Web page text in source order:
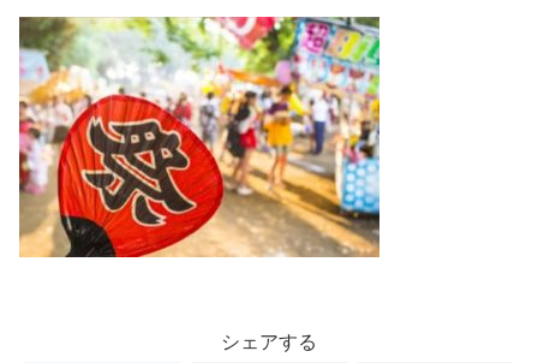
シェアする